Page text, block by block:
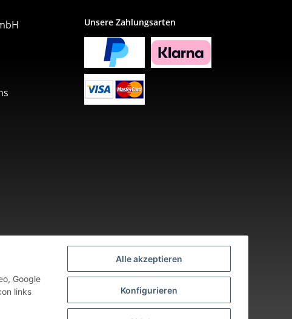
Alle akzeptieren
Konfigurieren
Google
links
Unsere Zahlungsarten